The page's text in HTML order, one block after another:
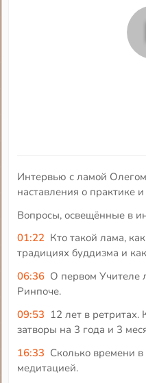
Интервью с ламой Олегом
наставления о практике
Вопросы, освещённые в
01:22 Кто такой лама,
традициях буддизма и
06:36 О первом Учителе
Ринпоче.
09:53 12 лет в
затворы на 3 года и 3
16:33 Сколько времени
медитацией.